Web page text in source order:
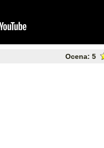
Ocena: 5